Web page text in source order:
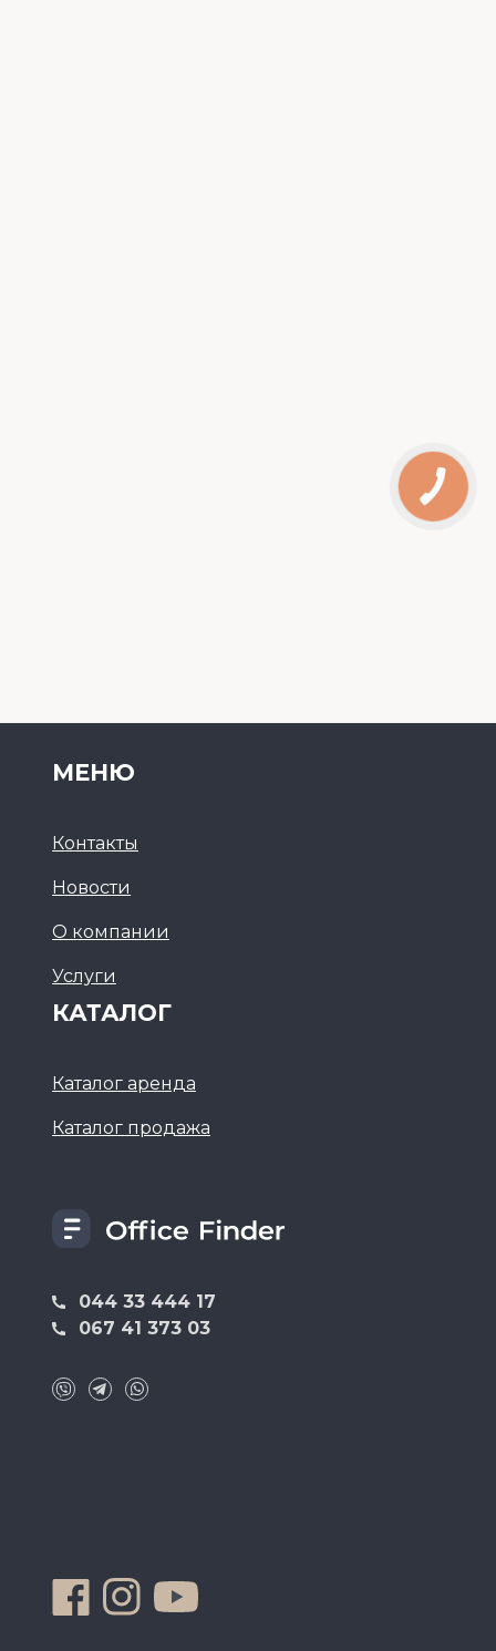
044 33 444 17
067 41 373 03
МЕНЮ
Контакты
Новости
О компании
Услуги
КАТАЛОГ
Каталог аренда
Каталог продажа
КНОПКА
ЗВ'ЯЗКУ